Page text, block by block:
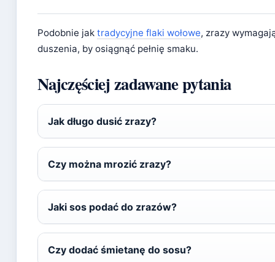
Podobnie jak tradycyjne flaki wołowe, zrazy
duszenia, by osiągnąć pełnię smaku.
Najczęściej zadawane pytania
Jak długo dusić zrazy?
Czy można mrozić zrazy?
Jaki sos podać do zrazów?
Czy dodać śmietanę do sosu?